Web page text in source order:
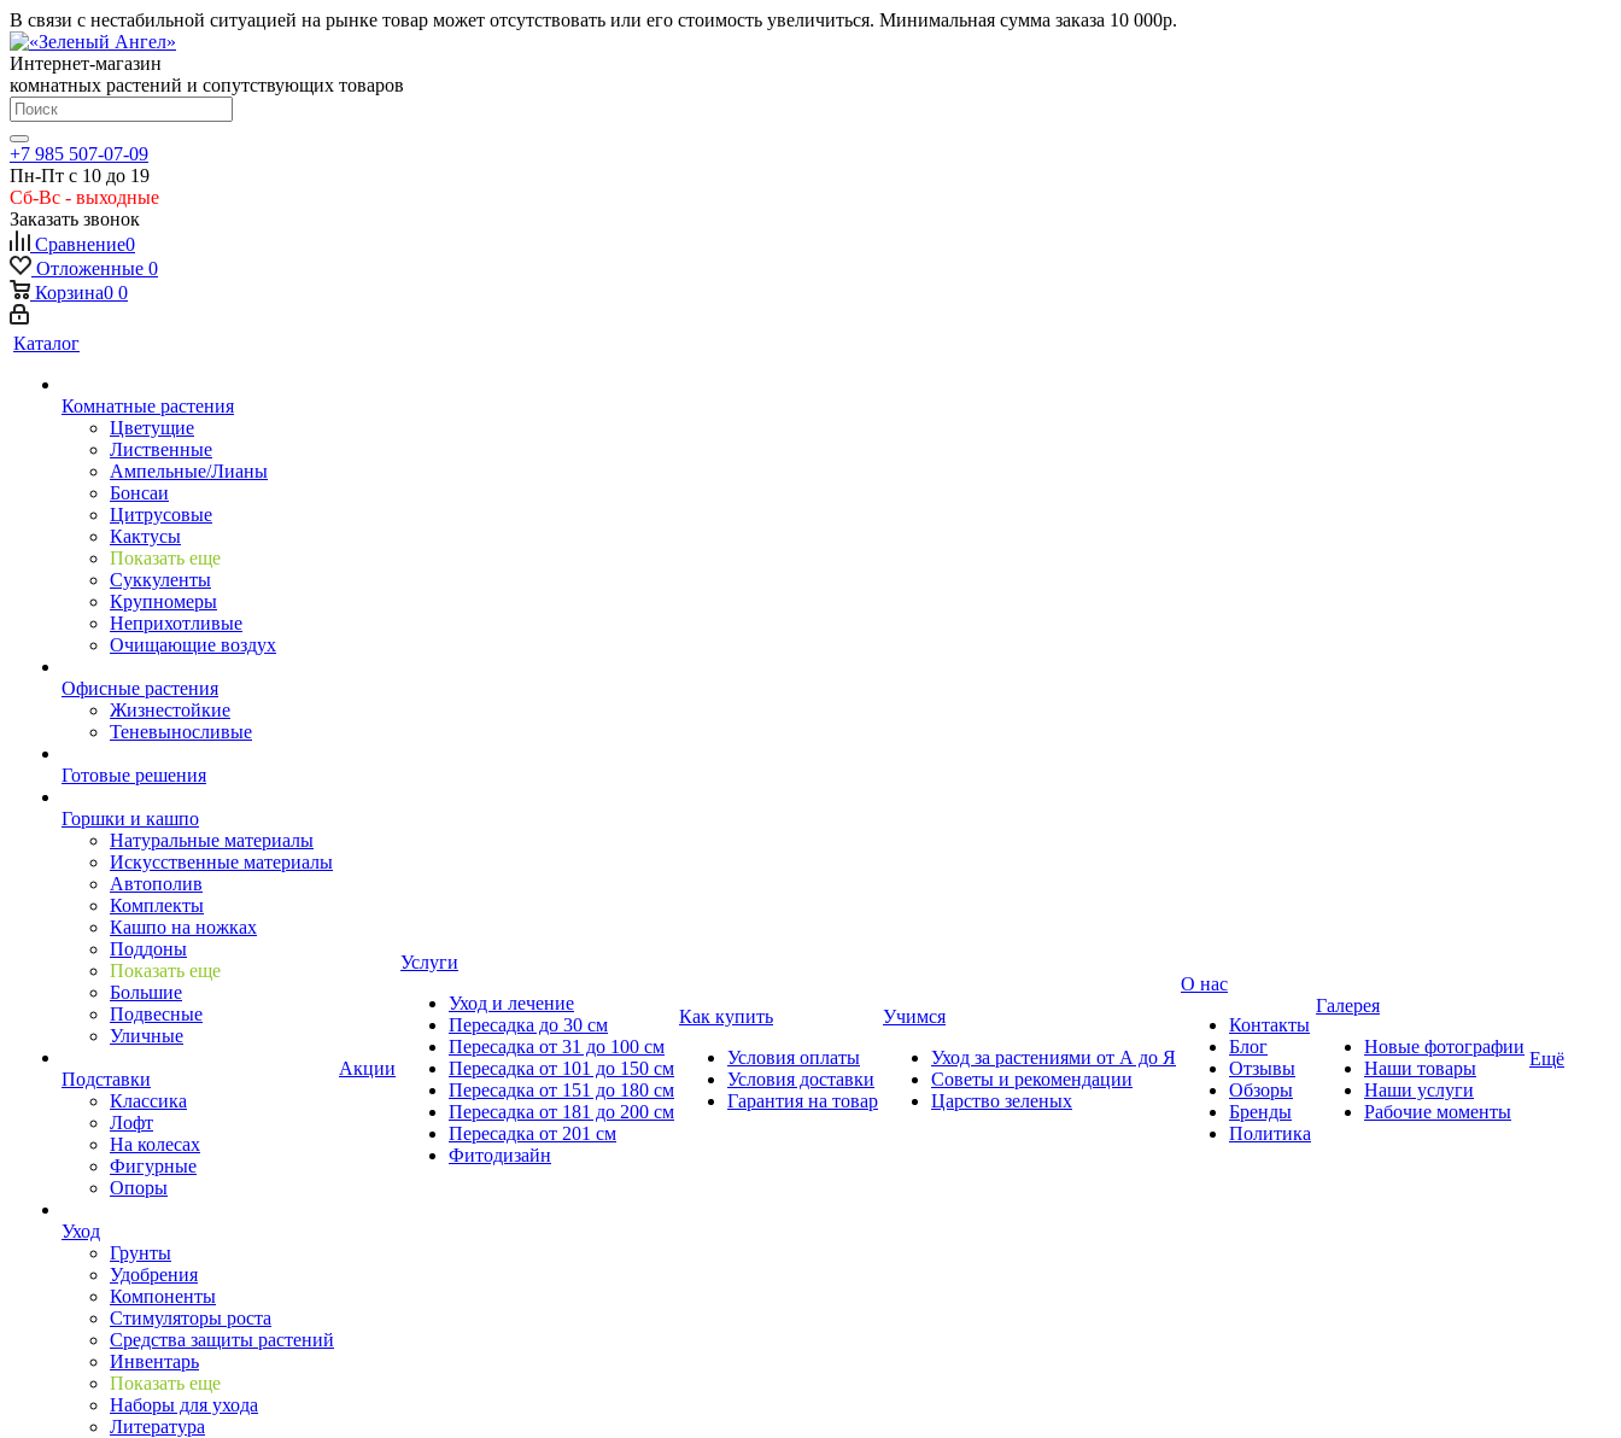
В связи с нестабильной ситуацией на рынке товар может отсутствовать или его стоимость увеличиться. Минимальная сумма заказа 10 000р.
Интернет-магазин
комнатных растений и сопутствующих товаров
+7 985 507-07-09
Пн-Пт с 10 до 19
Сб-Вс - выходные
Заказать звонок
Сравнение0
Отложенные 0
Корзина0 0
Каталог
Комнатные растения
Цветущие
Лиственные
Ампельные/Лианы
Бонсаи
Цитрусовые
Кактусы
Показать еще
Суккуленты
Крупномеры
Неприхотливые
Очищающие воздух
Офисные растения
Жизнестойкие
Теневыносливые
Готовые решения
Горшки и кашпо
Натуральные материалы
Искусственные материалы
Автополив
Комплекты
Кашпо на ножках
Поддоны
Показать еще
Большие
Подвесные
Уличные
Подставки
Классика
Лофт
На колесах
Фигурные
Опоры
Уход
Грунты
Удобрения
Компоненты
Стимуляторы роста
Средства защиты растений
Инвентарь
Показать еще
Наборы для ухода
Литература
Акции
Услуги
Уход и лечение
Пересадка до 30 см
Пересадка от 31 до 100 см
Пересадка от 101 до 150 см
Пересадка от 151 до 180 см
Пересадка от 181 до 200 см
Пересадка от 201 см
Фитодизайн
Как купить
Условия оплаты
Условия доставки
Гарантия на товар
Учимся
Уход за растениями от А до Я
Советы и рекомендации
Царство зеленых
О нас
Контакты
Блог
Отзывы
Обзоры
Бренды
Политика
Галерея
Новые фотографии
Наши товары
Наши услуги
Рабочие моменты
Ещё